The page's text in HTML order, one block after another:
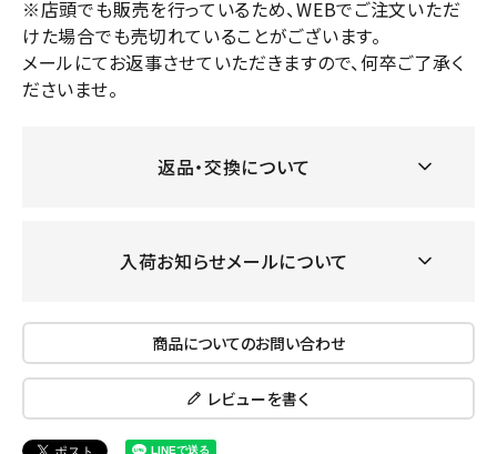
※店頭でも販売を行っているため、WEBでご注文いただ
けた場合でも売切れていることがございます。
メールにてお返事させていただきますので、何卒ご了承く
ださいませ。
返品・交換について
入荷お知らせメールについて
商品についてのお問い合わせ
レビューを書く